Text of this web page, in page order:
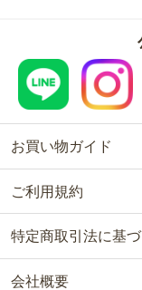
お買い物ガイド
ご利用規約
特定商取引法に基
会社概要